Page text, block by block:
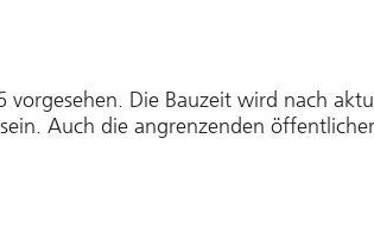
Die Bauzeit wird nach
Auch die angrenzenden